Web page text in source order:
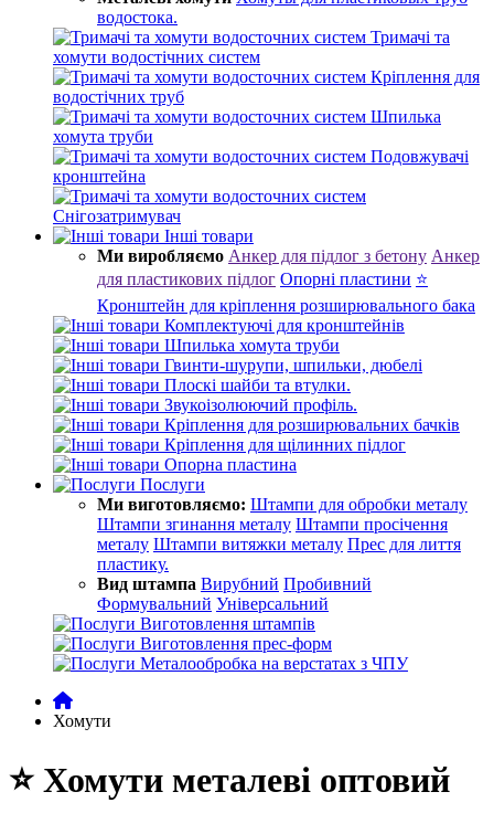
водостока.
Тримачі та
хомути водостічних систем
Кріплення для
водостічних труб
Шпилька
хомута труби
Подовжувачі
кронштейна
Снігозатримувач
Інші товари
Ми виробляємо Анкер для підлог з бетону Анкер
для пластикових підлог Опорні пластини ⭐
Кронштейн для кріплення розширювального бака
Комплектуючі для кронштейнів
Шпилька хомута труби
Гвинти-шурупи, шпильки, дюбелі
Плоскі шайби та втулки.
Звукоізолюючий профіль.
Кріплення для розширювальних бачків
Кріплення для щілинних підлог
Опорна пластина
Послуги
Ми виготовляємо: Штампи для обробки металу
Штампи згинання металу Штампи просічення
металу Штампи витяжки металу Прес для лиття
пластику.
Вид штампа Вирубний Пробивний
Формувальний Універсальний
Виготовлення штампів
Виготовлення прес-форм
Металообробка на верстатах з ЧПУ
Хомути
⭐ Хомути металеві оптовий